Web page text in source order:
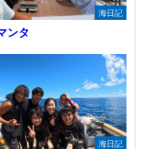
海日記
ンタ
海日記